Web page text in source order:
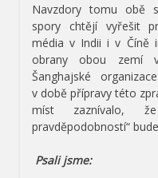
Navzdory tomu obě
spory chtějí vyřešit
média v Indii i v Číně
obrany obou zemí
Šanghajské
v době přípravy této
míst zaznívalo,
pravděpodobností“
Psali jsme: